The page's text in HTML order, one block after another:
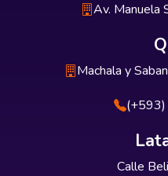
Av. Manuela
Machala y
Calle